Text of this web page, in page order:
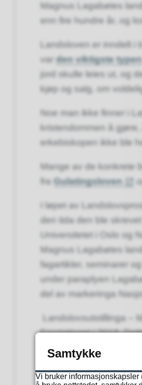
Magnus Lagabøtes
enn fire hundre år, og
Landsloven er inndelt
varden viktigste
jord skulle leies ut, og
kjøp og salg, om
Noe man ikke finner i
kristendommen å
erkebiskopen ikke ble
Mange av de konkrete
fra Gulatingsloven
I løpet av
den tida den ble
Universitetet i Oslo og
Magnus Lagabøtes
fagartikler, seminarer
under paraplyen
del av markeringa
Landslovsutstillinga –
Frostatinget i 2019.
satsing på formidling
delelementene fra de
Samtykke
Vi bruker informasjonskapsler